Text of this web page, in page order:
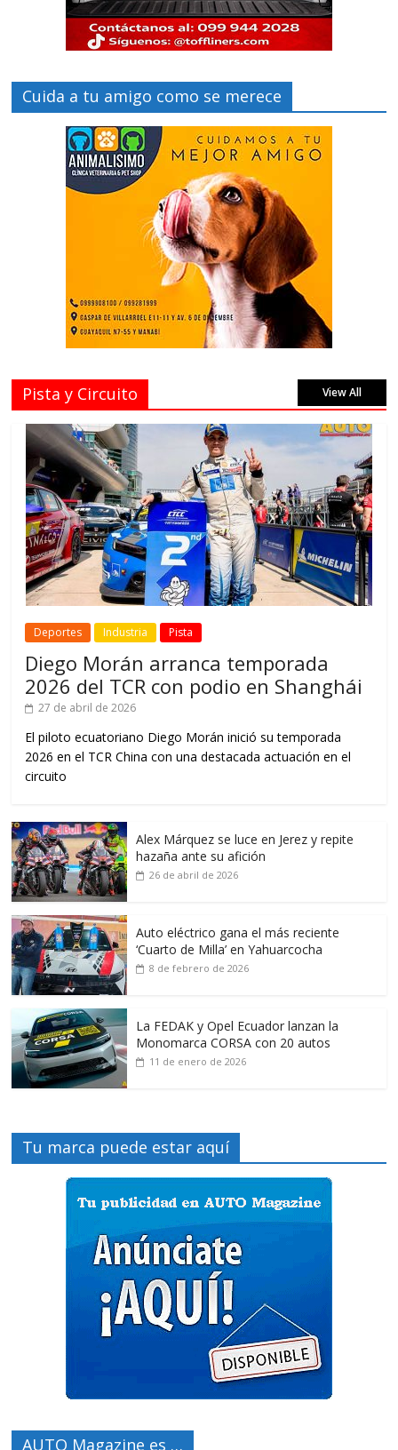
Cuida a tu amigo como se merece
Pista y Circuito View All
Deportes Industria Pista
Diego Morán arranca temporada
2026 del TCR con podio en Shanghái
27 de abril de 2026
El piloto ecuatoriano Diego Morán inició su temporada
2026 en el TCR China con una destacada actuación en el
circuito
Alex Márquez se luce en Jerez y repite
hazaña ante su afición
26 de abril de 2026
Auto eléctrico gana el más reciente
‘Cuarto de Milla’ en Yahuarcocha
8 de febrero de 2026
La FEDAK y Opel Ecuador lanzan la
Monomarca CORSA con 20 autos
11 de enero de 2026
Tu marca puede estar aquí
AUTO Magazine es …